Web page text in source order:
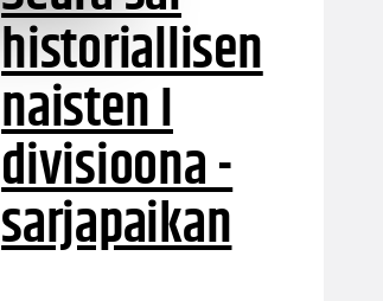
historiallisen
naisten I
divisioona -
sarjapaikan